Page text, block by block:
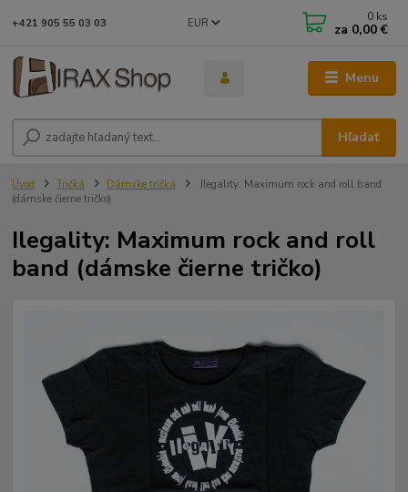
Menu
EUR
Hľadať
+421 905 55 03 03 0 ks
za 0,00 €
Úvod Tričká Dámske tričká
Ilegality: Maximum rock and roll band
(dámske čierne tričko)
Ilegality: Maximum rock and roll
band (dámske čierne tričko)